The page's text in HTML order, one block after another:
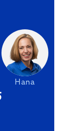
Hana